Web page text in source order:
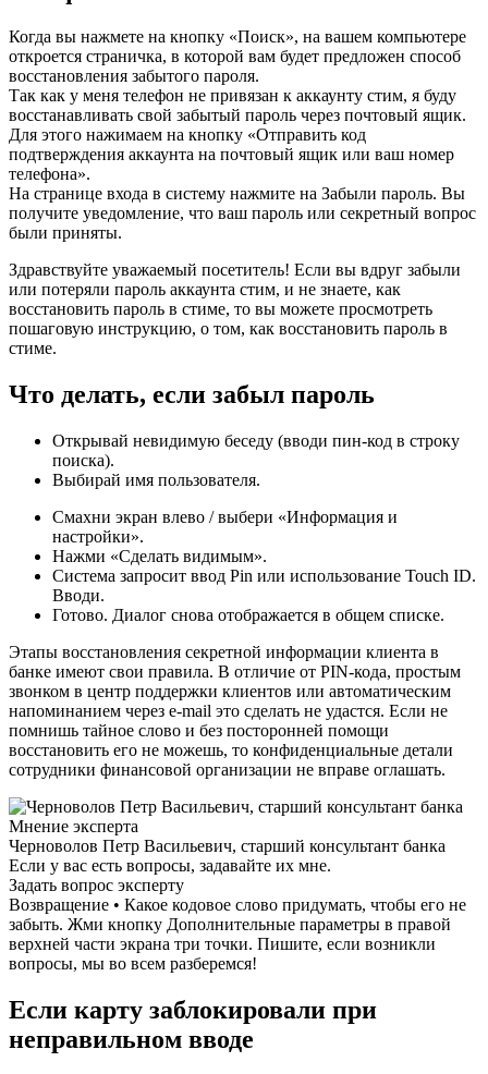
Когда вы нажмете на кнопку «Поиск», на вашем компьютере
откроется страничка, в которой вам будет предложен способ
восстановления забытого пароля.
Так как у меня телефон не привязан к аккаунту стим, я буду
восстанавливать свой забытый пароль через почтовый ящик.
Для этого нажимаем на кнопку «Отправить код
подтверждения аккаунта на почтовый ящик или ваш номер
телефона».
На странице входа в систему нажмите на Забыли пароль. Вы
получите уведомление, что ваш пароль или секретный вопрос
были приняты.
Здравствуйте уважаемый посетитель! Если вы вдруг забыли
или потеряли пароль аккаунта стим, и не знаете, как
восстановить пароль в стиме, то вы можете просмотреть
пошаговую инструкцию, о том, как восстановить пароль в
стиме.
Что делать, если забыл пароль
Открывай невидимую беседу (вводи пин-код в строку
поиска).
Выбирай имя пользователя.
Смахни экран влево / выбери «Информация и
настройки».
Нажми «Сделать видимым».
Система запросит ввод Pin или использование Touch ID.
Вводи.
Готово. Диалог снова отображается в общем списке.
Этапы восстановления секретной информации клиента в
банке имеют свои правила. В отличие от PIN-кода, простым
звонком в центр поддержки клиентов или автоматическим
напоминанием через e-mail это сделать не удастся. Если не
помнишь тайное слово и без посторонней помощи
восстановить его не можешь, то конфиденциальные детали
сотрудники финансовой организации не вправе оглашать.
Мнение эксперта
Черноволов Петр Васильевич, старший консультант банка
Если у вас есть вопросы, задавайте их мне.
Задать вопрос эксперту
Возвращение • Какое кодовое слово придумать, чтобы его не
забыть. Жми кнопку Дополнительные параметры в правой
верхней части экрана три точки. Пишите, если возникли
вопросы, мы во всем разберемся!
Если карту заблокировали при
неправильном вводе